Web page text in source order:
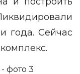
года. Сейчас